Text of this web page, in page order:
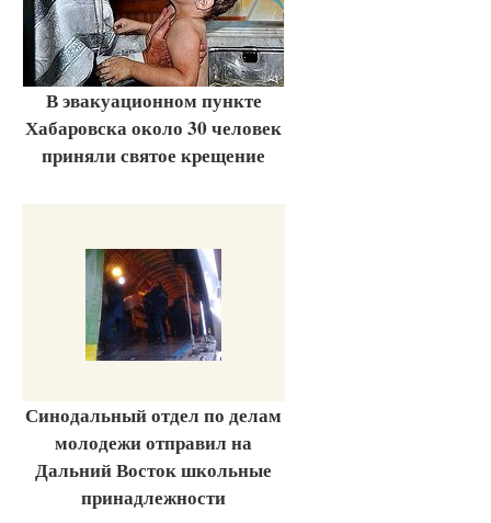
В эвакуационном пункте
Хабаровска около 30 человек
приняли святое крещение
Синодальный отдел по делам
молодежи отправил на
Дальний Восток школьные
принадлежности